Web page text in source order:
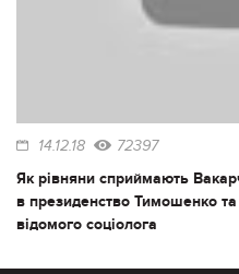
14.12.18 72397
Як рівняни сприймають
в президенство Тимошенко
відомого соціолога